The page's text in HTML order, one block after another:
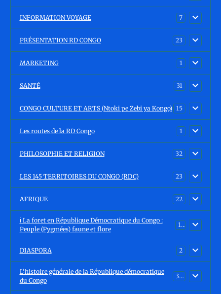
INFORMATION VOYAGE 7
PRÉSENTATION RD CONGO 23
MARKETING 1
SANTÉ 31
CONGO CULTURE ET ARTS (Ntoki pe Zebi ya Kongo) 15
Les routes de la RD Congo 1
PHILOSOPHIE ET RELIGION 32
LES 145 TERRITOIRES DU CONGO (RDC) 23
AFRIQUE 22
ℹ️ La foret en République Démocratique du Congo :
Peuple (Pygmées) faune et flore
15
DIASPORA 2
L'histoire générale de la République démocratique
du Congo
30